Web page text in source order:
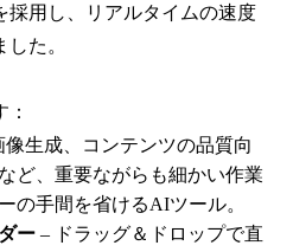
採用し、リアルタイムの速度
た。
生成、コンテンツの品質向
ど、重要ながらも細かい作業
の手間を省けるAIツール。
ー – ドラッグ＆ドロップで直